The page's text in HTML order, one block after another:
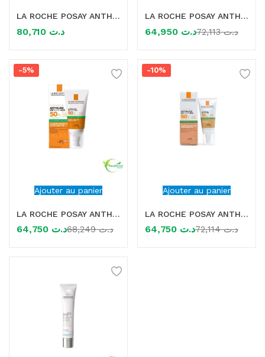
LA ROCHE POSAY ANTHELIOS SPRAY DERMO-PEDIATRICS CREME SOLAIRE ENFANT SPF50+ 200ML
د.ت
LA ROCHE POSAY ANTHELIOS UVMUNE 400 CREME HYDRATANTE TEINTEE SPF50+ 50ML
د.ت د.ت72,113
Ajouter au panier
-5%
LA ROCHE POSAY ANTHELIOS UVMUNE 400 OIL CONTROL GEL CREME INVISIBLE SPF50+, 50ML
د.ت د.ت68,249
Ajouter au panier
-10%
LA ROCHE POSAY ANTHELIOS UVMUNE 400 OIL CONTROL GEL CREME TEINTE SPF50+ 50ML
د.ت د.ت72,114